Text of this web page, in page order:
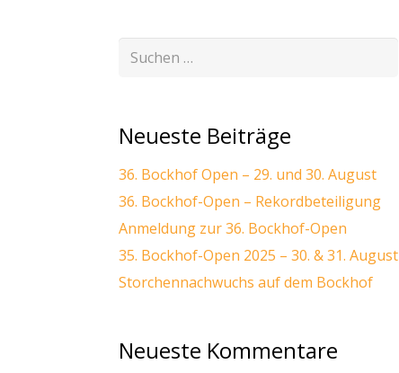
Suchen
Neueste Beiträge
36. Bockhof Open – 29. und 30. August
36. Bockhof-Open – Rekordbeteiligung
Anmeldung zur 36. Bockhof-Open
35. Bockhof-Open 2025 – 30. & 31. August
Storchennachwuchs auf dem Bockhof
Neueste Kommentare